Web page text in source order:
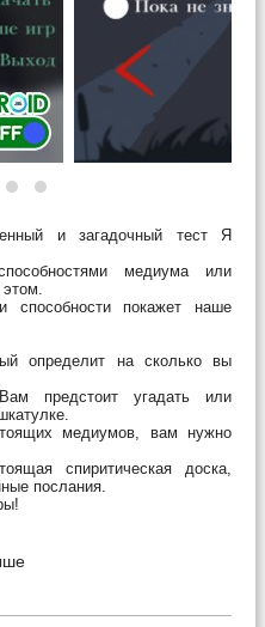
и загадочный тест Я
медиума или
способности покажет наше
определит на сколько вы
предстоит угадать или
медиумов, вам нужно
спиритическая доска,
послания.